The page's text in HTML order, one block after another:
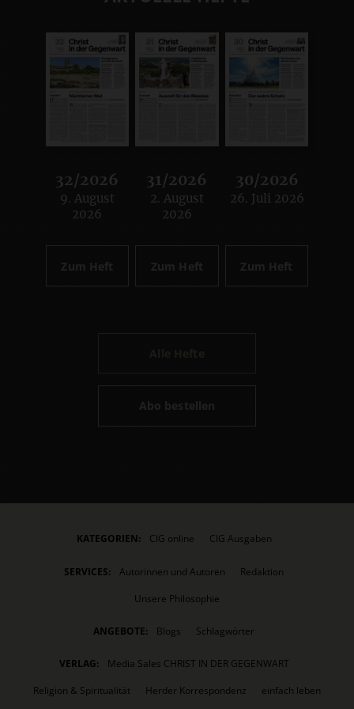
32/2026
:
9. August
2026
Zum Heft
31/2026
:
2. August
2026
Zum Heft
30/2026
:
26. Juli 2026
Zum Heft
Abo bestellen
KATEGORIEN: CIG online CIG Ausgaben
SERVICES: Autorinnen und Autoren
Redaktion
Unsere Philosophie
ANGEBOTE: Blogs Schlagwörter
VERLAG:
Media Sales CHRIST IN DER GEGENWART
Religion & Spiritualität
Herder Korrespondenz
einfach leben